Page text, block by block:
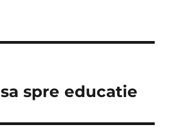
spre educatie